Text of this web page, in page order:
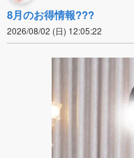
8月のお得情報???
2026/08/02 (日) 12:05:22